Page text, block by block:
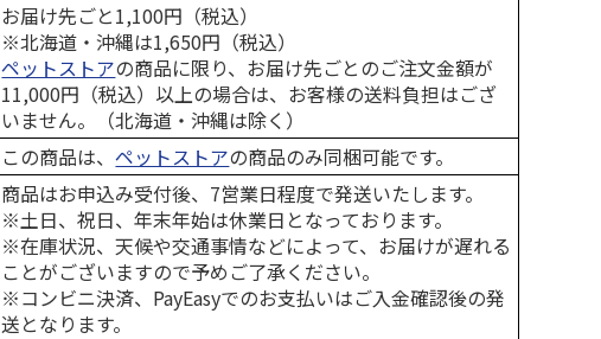
お届け先ごと1,100円（税込）
※北海道・沖縄は1,650円（税込）
ペットストアの商品に限り、お届け先ごとのご注文金額が
11,000円（税込）以上の場合は、お客様の送料負担はござ
いません。（北海道・沖縄は除く）
この商品は、ペットストアの商品のみ同梱可能です。
商品はお申込み受付後、7営業日程度で発送いたします。
※土日、祝日、年末年始は休業日となっております。
※在庫状況、天候や交通事情などによって、お届けが遅れる
ことがございますので予めご了承ください。
※コンビニ決済、PayEasyでのお支払いはご入金確認後の発
送となります。